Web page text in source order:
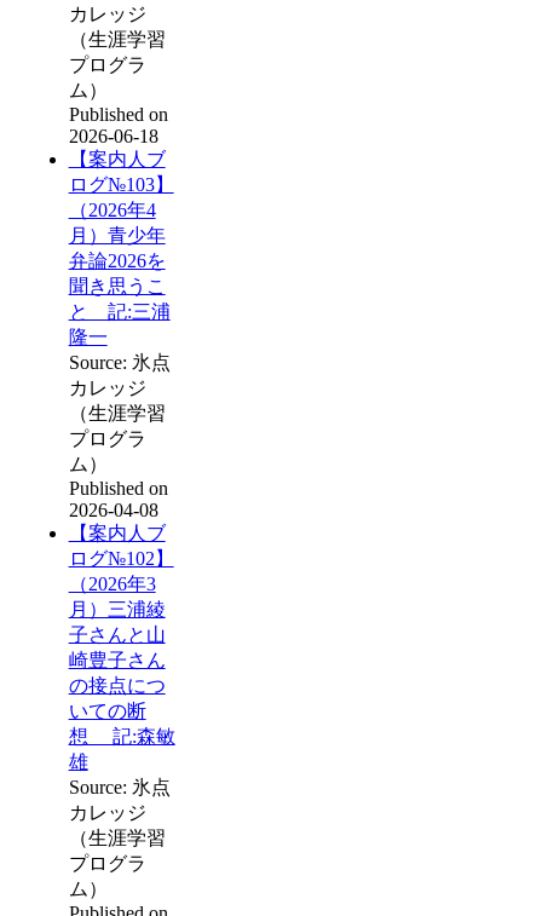
カレッジ
（生涯学習
プログラ
ム）
Published on
2026-06-18
【案内人ブ
ログ№103】
（2026年4
月）青少年
弁論2026を
聞き思うこ
と 記:三浦
隆一
Source: 氷点
カレッジ
（生涯学習
プログラ
ム）
Published on
2026-04-08
【案内人ブ
ログ№102】
（2026年3
月）三浦綾
子さんと山
崎豊子さん
の接点につ
いての断
想 記:森敏
雄
Source: 氷点
カレッジ
（生涯学習
プログラ
ム）